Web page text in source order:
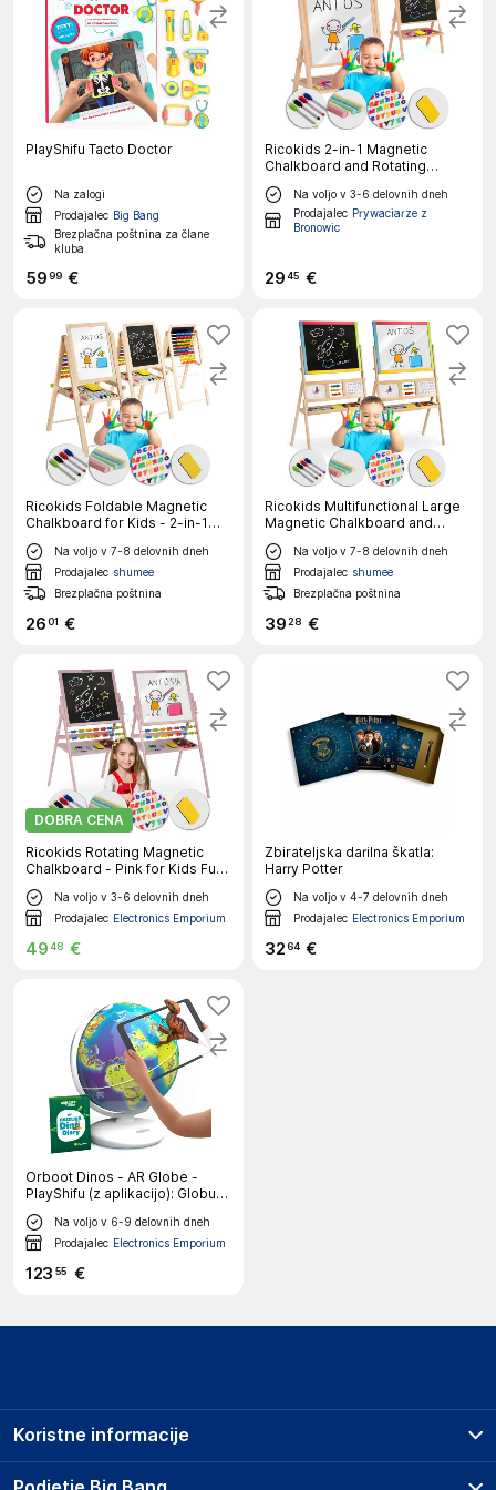
PlayShifu Tacto Doctor
Na zalogi
Prodajalec Big Bang
Brezplačna poštnina za člane
kluba
5999 €
Ricokids 2-in-1 Magnetic
Chalkboard and Rotating
Drawing Board for Kids
Na voljo v 3-6 delovnih dneh
Prodajalec Prywaciarze z
Bronowic
2945 €
Ricokids Foldable Magnetic
Chalkboard for Kids - 2-in-1
Educational Fun
Na voljo v 7-8 delovnih dneh
Prodajalec shumee
Brezplačna poštnina
2601 €
Ricokids Multifunctional Large
Magnetic Chalkboard and
Rotating Clock for Kids -
Colorful Learning Tool
Na voljo v 7-8 delovnih dneh
Prodajalec shumee
Brezplačna poštnina
39 28 €
DOBRA CENA
Ricokids Rotating Magnetic
Chalkboard - Pink for Kids Fun
and Learning
Na voljo v 3-6 delovnih dneh
Prodajalec Electronics Emporium
4948 €
Zbirateljska darilna škatla:
Harry Potter
Na voljo v 4-7 delovnih dneh
Prodajalec Electronics Emporium
3264 €
Orboot Dinos - AR Globe -
PlayShifu (z aplikacijo): Globus
z interaktivno, izobraževalno in
razširjeno resničnostjo - STEM
igrača za otroke od 4. do 1
Na voljo v 6-9 delovnih dneh
Prodajalec Electronics Emporium
123 55 €
Koristne informacije
Prodajna mesta